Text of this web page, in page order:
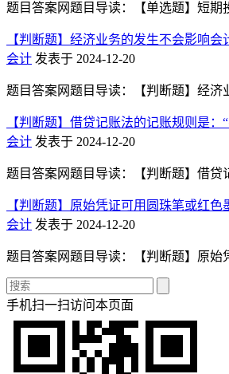
题目答案网题目导读：【单选题】短
【判断题】经济业务的发生不会影响
会计 发表于 2024-12-20
题目答案网题目导读：【判断题】经
【判断题】借贷记账法的记账规则是
会计 发表于 2024-12-20
题目答案网题目导读：【判断题】借贷
【判断题】原始凭证可用圆珠笔或红色
会计 发表于 2024-12-20
题目答案网题目导读：【判断题】原
手机扫一扫访问本页面